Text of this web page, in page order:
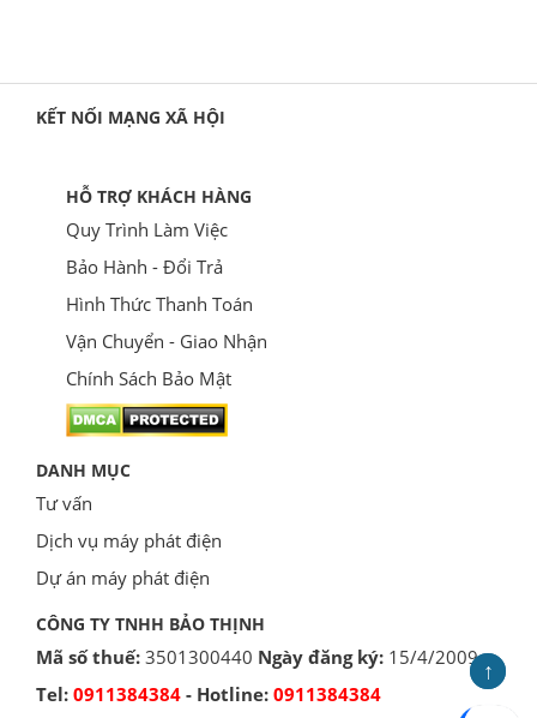
KẾT NỐI MẠNG XÃ HỘI
HỖ TRỢ KHÁCH HÀNG
Quy Trình Làm Việc
Bảo Hành - Đổi Trả
Hình Thức Thanh Toán
Vận Chuyển - Giao Nhận
Chính Sách Bảo Mật
DANH MỤC
Tư vấn
Dịch vụ máy phát điện
Dự án máy phát điện
CÔNG TY TNHH BẢO THỊNH
Mã số thuế: 3501300440 Ngày đăng ký: 15/4/2009
Tel: 0911384384 - Hotline: 0911384384
↑
↑